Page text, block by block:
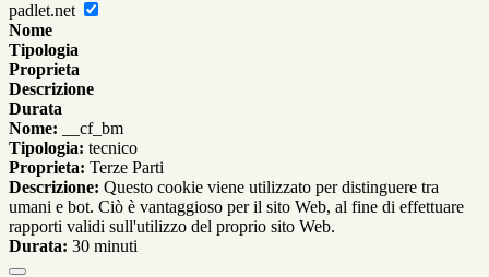
padlet.net
Nome
Tipologia
Proprieta
Descrizione
Durata
Nome: __cf_bm
Tipologia: tecnico
Proprieta: Terze Parti
Descrizione: Questo cookie viene utilizzato per distinguere tra
umani e bot. Ciò è vantaggioso per il sito Web, al fine di effettuare
rapporti validi sull'utilizzo del proprio sito Web.
Durata: 30 minuti